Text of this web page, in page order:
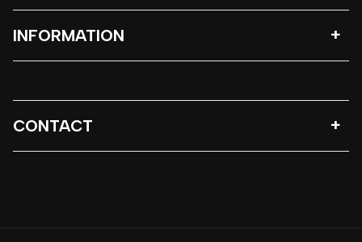
INFORMATION
CONTACT